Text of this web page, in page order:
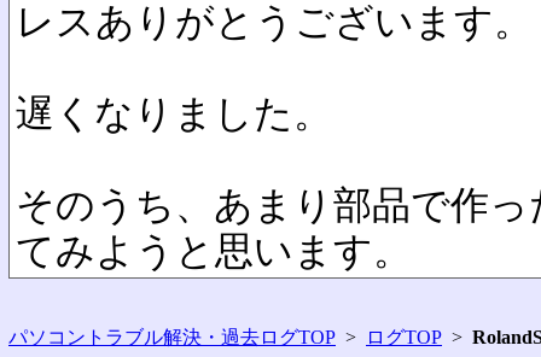
レスありがとうございます。
遅くなりました。
そのうち、あまり部品で作
てみようと思います。
パソコントラブル解決・過去ログTOP > ログTOP >